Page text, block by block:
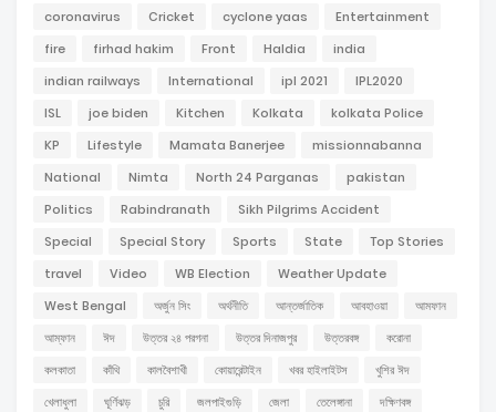
coronavirus Cricket cyclone yaas
Entertainment
fire
firhad hakim Front Haldia
india
indian railways
International ipl 2021
IPL2020
ISL
joe biden Kitchen Kolkata
kolkata Police
KP
Lifestyle Mamata Banerjee
missionnabanna
National
Nimta North 24 Parganas
pakistan
Politics
Rabindranath
Sikh Pilgrims Accident
Special
Special Story Sports State
Top Stories
travel
Video WB Election
Weather Update
West Bengal
অর্জুন সিং অর্থনীতি আন্তর্জাতিক আবহাওয়া
আমফান
আম্ফান
ঈদ উত্তর ২৪ পরগনা উত্তর দিনাজপুর উত্তরবঙ্গ
করোনা
কলকাতা
কাঁথি কালবৈশাখী কোয়ারেন্টাইন খবর হাইলাইটস
খুশির ঈদ
খেলাধুলা
ঘূর্ণিঝড় চুরি জলপাইগুড়ি জেলা তেলেঙ্গানা
দক্ষিণবঙ্গ